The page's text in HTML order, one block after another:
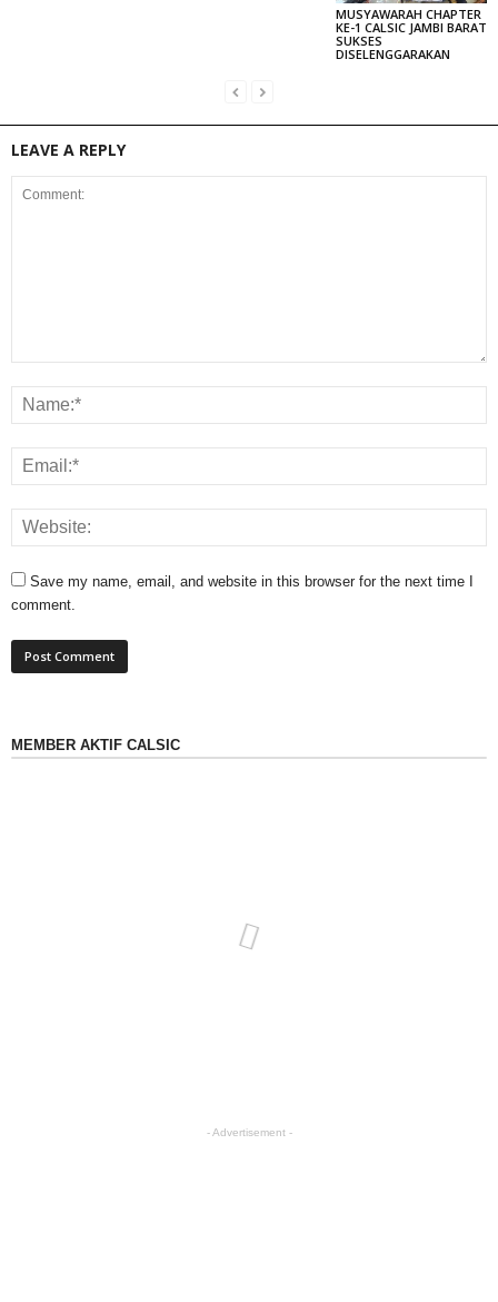
MUSYAWARAH CHAPTER
KE-1 CALSIC JAMBI BARAT
SUKSES
DISELENGGARAKAN
LEAVE A REPLY
Save my name, email, and website in this browser for the next time I
comment.
MEMBER AKTIF CALSIC
- Advertisement -